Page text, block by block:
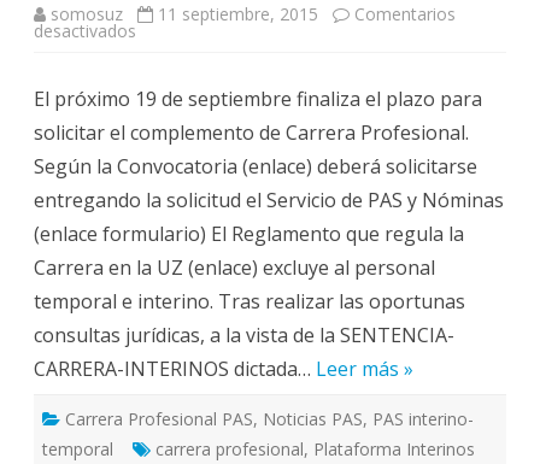
somosuz 11 septiembre, 2015 Comentarios
desactivadosen
todos/as
El próximo 19 de septiembre finaliza el plazo para
solicitar el complemento de Carrera Profesional.
Según la Convocatoria (enlace) deberá solicitarse
entregando la solicitud el Servicio de PAS y Nóminas
(enlace formulario) El Reglamento que regula la
Carrera en la UZ (enlace) excluye al personal
temporal e interino. Tras realizar las oportunas
consultas jurídicas, a la vista de la SENTENCIA-
CARRERA-INTERINOS dictada… Leer más »
Carrera Profesional PAS, Noticias PAS, PAS interino-
temporal
carrera profesional, Plataforma Interinos